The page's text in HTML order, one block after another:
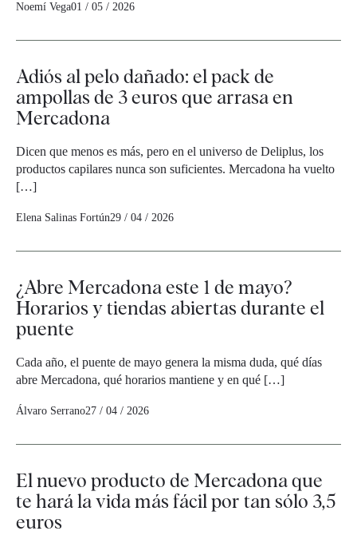
Noemí Vega01 / 05 / 2026
Adiós al pelo dañado: el pack de
ampollas de 3 euros que arrasa en
Mercadona
Dicen que menos es más, pero en el universo de Deliplus, los
productos capilares nunca son suficientes. Mercadona ha vuelto
[…]
Elena Salinas Fortún29 / 04 / 2026
¿Abre Mercadona este 1 de mayo?
Horarios y tiendas abiertas durante el
puente
Cada año, el puente de mayo genera la misma duda, qué días
abre Mercadona, qué horarios mantiene y en qué […]
Álvaro Serrano27 / 04 / 2026
El nuevo producto de Mercadona que
te hará la vida más fácil por tan sólo 3,5
euros